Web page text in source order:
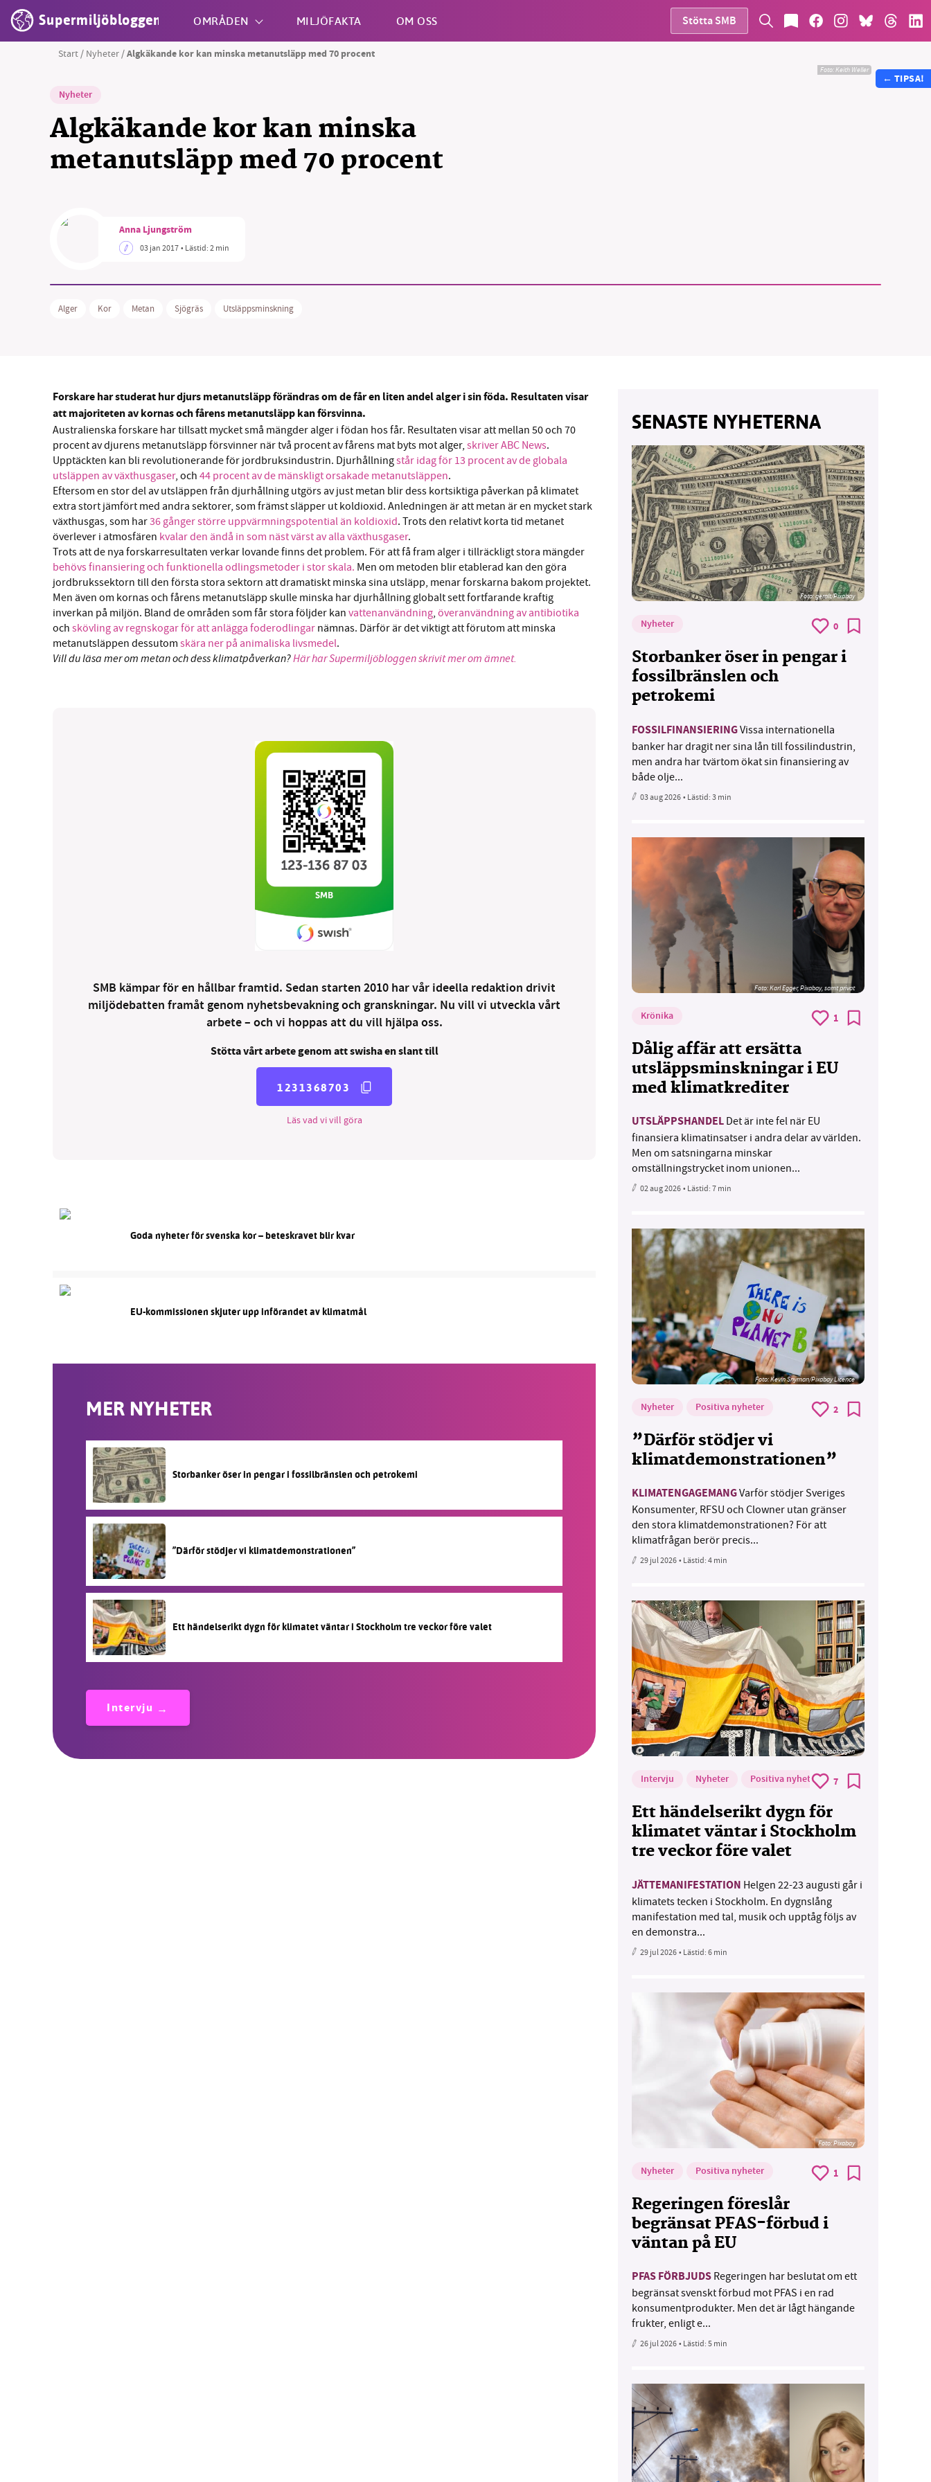
Supermiljöbloggen OMRÅDEN MILJÖFAKTA OM OSS Stötta SMB
Start / Nyheter /Algkäkande kor kan minska metanutsläpp med 70 procent
Nyheter
Algkäkande kor kan minska
metanutsläpp med 70 procent
Foto:Keith Weller
Anna Ljungström
03 jan 2017• Lästid:2 min
Alger Kor Metan Sjögräs Utsläppsminskning
Forskare har studerat hur djurs metanutsläpp förändras om de får en liten andel alger i sin föda. Resultaten visar
att majoriteten av kornas och fårens metanutsläpp kan försvinna.
Australienska forskare har tillsatt mycket små mängder alger i födan hos får. Resultaten visar att mellan 50 och 70
procent av djurens metanutsläpp försvinner när två procent av fårens mat byts mot alger, skriver ABC News.
Upptäckten kan bli revolutionerande för jordbruksindustrin. Djurhållningstår idag för 13 procent av de globala
utsläppen av växthusgaser, och 44 procent av de mänskligt orsakade metanutsläppen.
Eftersom en stor del av utsläppen från djurhållning utgörs av just metan blir dess kortsiktiga påverkan på klimatet
extra stort jämfört med andra sektorer, som främst släpper ut koldioxid. Anledningen är att metan är en mycket stark
växthusgas, som har36 gånger större uppvärmningspotential än koldioxid. Trots den relativt korta tid metanet
överlever i atmosfären kvalar den ändå in som näst värst av alla växthusgaser.
Trots att de nya forskarresultaten verkar lovande finns det problem. För att få fram alger i tillräckligt stora mängder
behövs finansiering och funktionella odlingsmetoder i stor skala. Men om metoden blir etablerad kan den göra
jordbrukssektorn till den första stora sektorn att dramatiskt minska sina utsläpp, menar forskarna bakom projektet.
Men även om kornas och fårens metanutsläpp skulle minska har djurhållning globalt sett fortfarande kraftig
inverkan på miljön. Bland de områden som får stora följder kan vattenanvändning, överanvändning av antibiotika
och skövling av regnskogar för att anlägga foderodlingar nämnas. Därför är det viktigt att förutom att minska
metanutsläppen dessutom skära ner på animaliska livsmedel.
Vill du läsa mer om metan och dess klimatpåverkan?Här har Supermiljöbloggen skrivit mer om ämnet.
SMB kämpar för en hållbar framtid. Sedan starten 2010 har vår ideella redaktion drivit
miljödebatten framåt genom nyhetsbevakning och granskningar. Nu vill vi utveckla vårt
arbete – och vi hoppas att du vill hjälpa oss.
Stötta vårt arbete genom att swisha en slant till
1231368703
Läs vad vi vill göra
Goda nyheter för svenska kor – beteskravet blir kvar
EU-kommissionen skjuter upp införandet av klimatmål
MER NYHETER
Storbanker öser in pengar i fossilbränslen och petrokemi
”Därför stödjer vi klimatdemonstrationen”
Ett händelserikt dygn för klimatet väntar i Stockholm tre veckor före valet
Intervju
SENASTE NYHETERNA
Foto:geralt/Pixabay
Nyheter 0
Storbanker öser in pengar i
fossilbränslen och
petrokemi
FOSSILFINANSIERINGVissa internationella
banker har dragit ner sina lån till fossilindustrin,
men andra har tvärtom ökat sin finansiering av
både olje...
03 aug 2026• Lästid:3 min
Foto:Karl Egger, Pixabay, samt privat
Krönika 1
Dålig affär att ersätta
utsläppsminskningar i EU
med klimatkrediter
UTSLÄPPSHANDEL Det är inte fel när EU
finansiera klimatinsatser i andra delar av världen.
Men om satsningarna minskar
omställningstrycket inom unionen...
02 aug 2026• Lästid:7 min
Foto:Kevin Snyman/Pixabay Licence
Nyheter Positiva nyheter 2
”Därför stödjer vi
klimatdemonstrationen”
KLIMATENGAGEMANGVarför stödjer Sveriges
Konsumenter, RFSU och Clowner utan gränser
den stora klimatdemonstrationen? För att
klimatfrågan berör precis...
29 jul 2026• Lästid:4 min
Foto: Supermijöbloggen
Intervju Nyheter Positiva nyheter 7
Ett händelserikt dygn för
klimatet väntar i Stockholm
tre veckor före valet
JÄTTEMANIFESTATION Helgen 22-23 augusti går i
klimatets tecken i Stockholm. En dygnslång
manifestation med tal, musik och upptåg följs av
en demonstra...
29 jul 2026• Lästid:6 min
Foto:Pixabay
Nyheter Positiva nyheter 1
Regeringen föreslår
begränsat PFAS-förbud i
väntan på EU
PFAS FÖRBJUDS Regeringen har beslutat om ett
begränsat svenskt förbud mot PFAS i en rad
konsumentprodukter. Men det är lågt hängande
frukter, enligt e...
26 jul 2026• Lästid:5 min
← TIPSA!
SMB kämpar för en hållbar framtid. Sedan starten 2010 har vår
ideella redaktion drivit miljödebatten framåt genom
nyhetsbevakning och granskningar. Nu vill vi utveckla vårt arbete –
och vi hoppas att du vill hjälpa oss.
Stötta vårt arbete genom att swisha en slant till
1231368703
Läs vad vi vill göra